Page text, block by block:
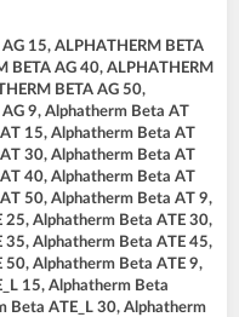
15, ALPHATHERM BETA
BETA AG 40, ALPHATHERM
BETA AG 50,
9, Alphatherm Beta AT
15, Alphatherm Beta AT
30, Alphatherm Beta AT
40, Alphatherm Beta AT
50, Alphatherm Beta AT 9,
25, Alphatherm Beta ATE 30,
35, Alphatherm Beta ATE 45,
50, Alphatherm Beta ATE 9,
15, Alphatherm Beta
Beta ATE_L 30, Alphatherm